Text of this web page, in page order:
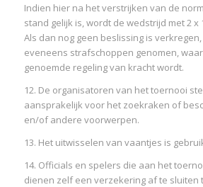
Indien hier na het verstrijken van de
stand gelijk is, wordt de wedstrijd met 2 x
Als dan nog geen beslissing is
eveneens strafschoppen genomen,
genoemde regeling van kracht wordt.
12. De organisatoren van het toernooi
aansprakelijk voor het zoekraken of
en/of andere voorwerpen.
13. Het uitwisselen van vaantjes is
14. Officials en spelers die aan het
dienen zelf een verzekering af te sluiten